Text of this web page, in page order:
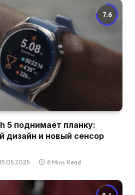
7.6
5 поднимает планку:
дизайн и новый сенсор
15.05.2025 6 Mins Read